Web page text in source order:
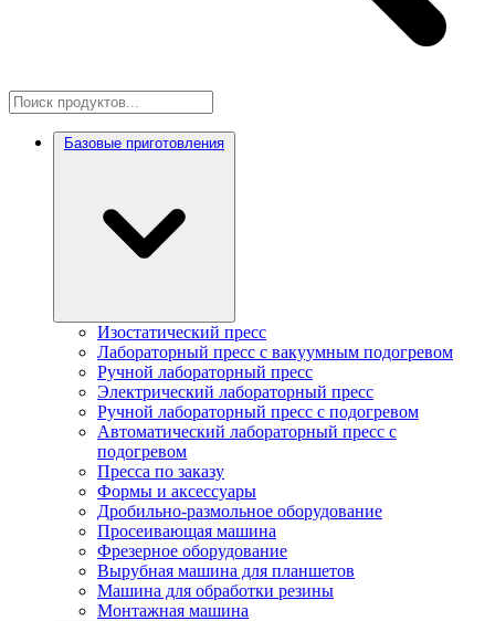
Базовые приготовления
Изостатический пресс
Лабораторный пресс с вакуумным подогревом
Ручной лабораторный пресс
Электрический лабораторный пресс
Ручной лабораторный пресс с подогревом
Автоматический лабораторный пресс с
подогревом
Пресса по заказу
Формы и аксессуары
Дробильно-размольное оборудование
Просеивающая машина
Фрезерное оборудование
Вырубная машина для планшетов
Машина для обработки резины
Монтажная машина